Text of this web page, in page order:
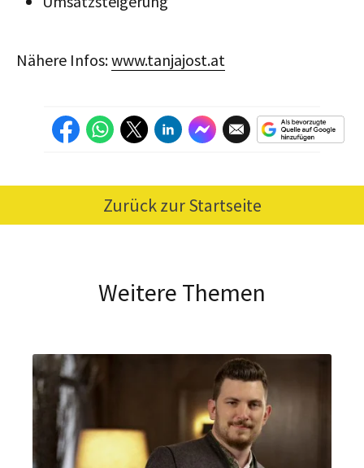
Nähere Infos:www.tanjajost.at
Zurück zur Startseite
Weitere Themen